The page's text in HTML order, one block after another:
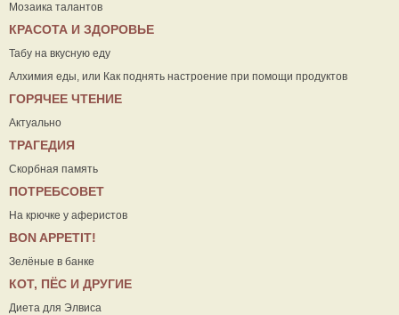
Мозаика талантов
КРАСОТА И ЗДОРОВЬЕ
Табу на вкусную еду
Алхимия еды, или Как поднять настроение при помощи продуктов
ГОРЯЧЕЕ ЧТЕНИЕ
Актуально
ТРАГЕДИЯ
Скорбная память
ПОТРЕБСОВЕТ
На крючке у аферистов
ВON APPETIT!
Зелёные в банке
КОТ, ПЁС И ДРУГИЕ
Диета для Элвиса